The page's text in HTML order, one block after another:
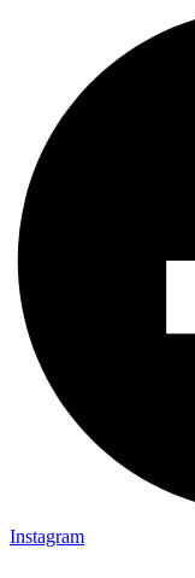
Instagram